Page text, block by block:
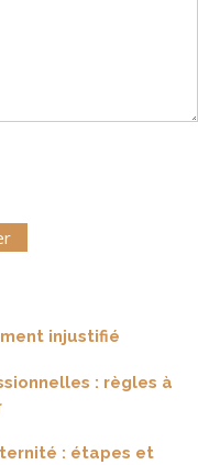
injustifié
: règles à
: étapes et